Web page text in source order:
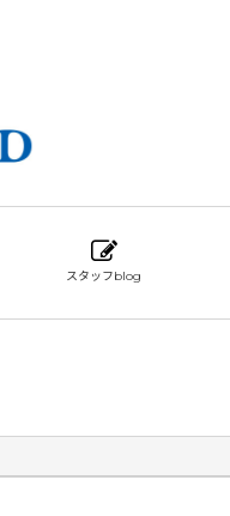
スタッフblog